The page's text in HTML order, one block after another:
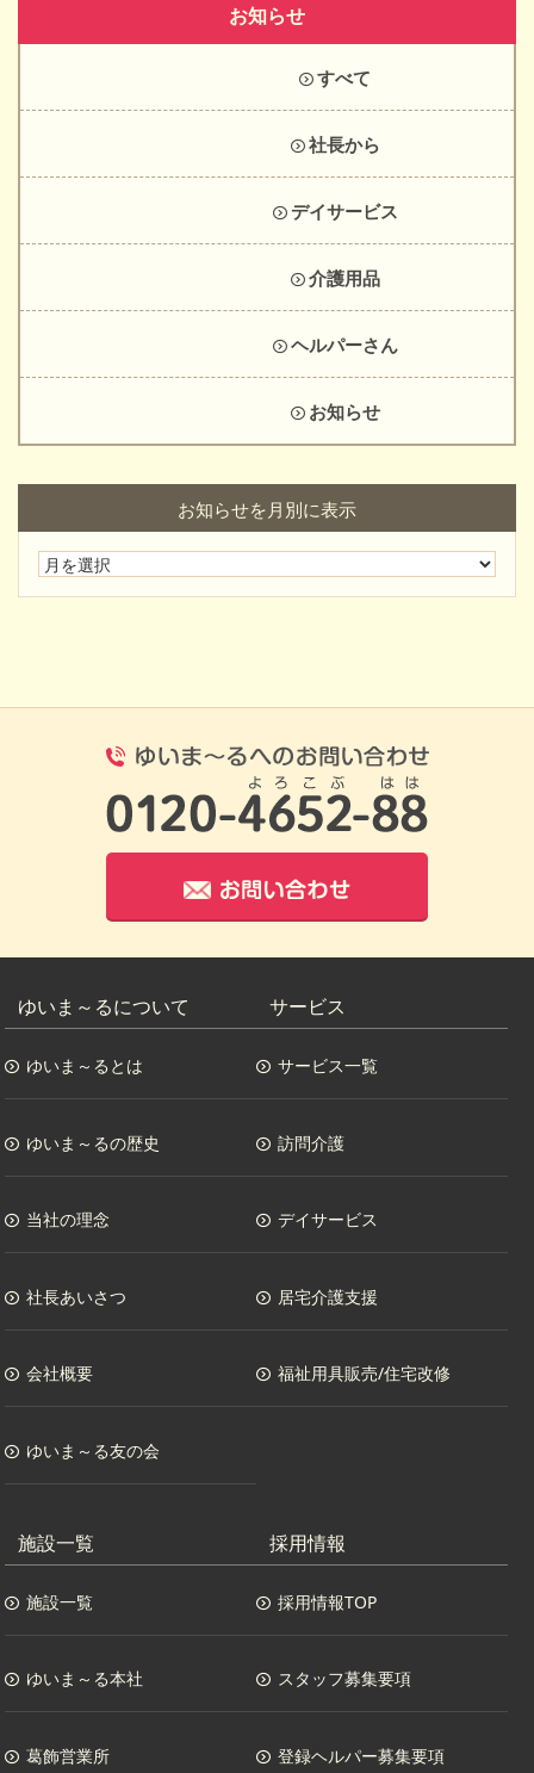
お知らせ
すべて
社長から
デイサービス
介護用品
ヘルパーさん
お知らせ
お知らせを月別に表示
0120-4652-
ゆいま～るについて
ゆいま～るとは
ゆいま～るの歴史
当社の理念
社長あいさつ
会社概要
ゆいま～る友の会
サービス
サービス一覧
訪問介護
デイサービス
居宅介護支援
福祉用具販売/住宅改修
施設一覧
施設一覧
ゆいま～る本社
葛飾営業所
採用情報
採用情報TOP
スタッフ募集要項
登録ヘルパー募集要項